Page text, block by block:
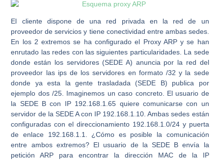
El cliente dispone de una red privada en la red de un
proveedor de servicios y tiene conectividad entre ambas sedes.
En los 2 extremos se ha configurado el Proxy ARP y se han
enrutado las redes con las siguientes particularidades. La sede
donde están los servidores (SEDE A) anuncia por la red del
proveedor las ips de los servidores en formato /32 y la sede
donde ya esta la gente trasladada (SEDE B) publica por
ejemplo dos /25. Imaginemos un caso concreto. El usuario de
la SEDE B con IP 192.168.1.65 quiere comunicarse con un
servidor de la SEDE A con IP 192.168.1.10. Ambas sedes están
configuradas con el direccionamiento 192.168.1.0/24 y puerta
de enlace 192.168.1.1. ¿Cómo es posible la comunicación
entre ambos extremos? El usuario de la SEDE B envía la
petición ARP para encontrar la dirección MAC de la IP